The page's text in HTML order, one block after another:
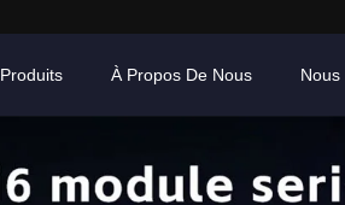
Produits À Propos De Nous Nous